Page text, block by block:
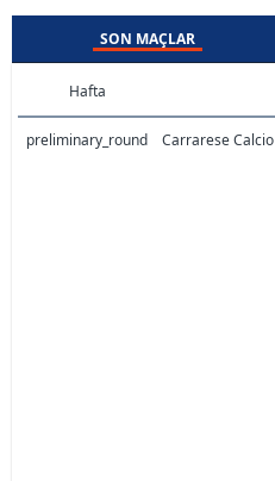
SON MAÇLAR
Hafta
preliminary_round Carrarese Calcio